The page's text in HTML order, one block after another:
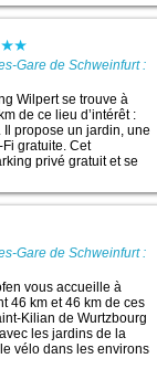
Gare de Schweinfurt :
Wilpert se trouve à
de ce lieu d’intérêt :
propose un jardin, une
gratuite. Cet
privé gratuit et se
Gare de Schweinfurt :
vous accueille à
46 km et 46 km de ces
Kilian de Wurtzbourg
les jardins de la
vélo dans les environs